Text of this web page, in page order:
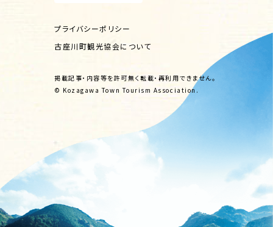
プライバシーポリシー
古座川町観光協会について
掲載記事・内容等を許可無く転載・再利用できません。
© Kozagawa Town Tourism Association.